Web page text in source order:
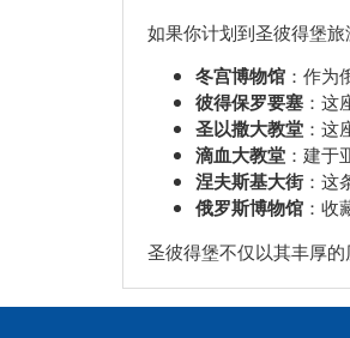
如果你计划到圣彼得堡
冬宫博物馆 ：作
彼得保罗要塞 ：
圣以撒大教堂 ：
滴血大教堂 ：建
涅夫斯基大街 ：
俄罗斯博物馆 ：收
圣彼得堡不仅以其丰厚